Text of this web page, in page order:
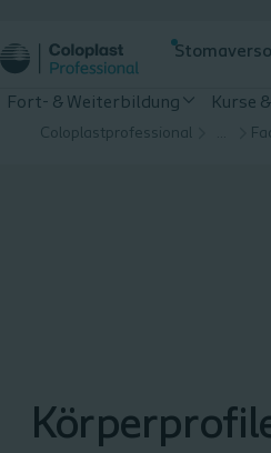
Fort- & Weiterbildung Kurse
Coloplastprofessional